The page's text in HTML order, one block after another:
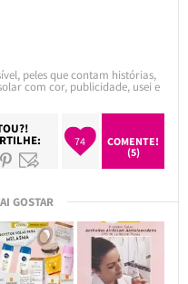
, peles que contam histórias,
com cor, publicidade, usei e
74
COMENTE!
(5)
GOSTAR